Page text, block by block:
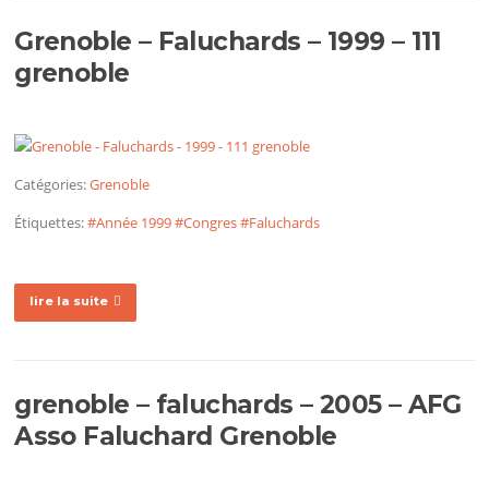
Grenoble – Faluchards – 1999 – 111
grenoble
Catégories:Grenoble
Étiquettes:#Année 1999#Congres#Faluchards
lire la suite
grenoble – faluchards – 2005 – AFG
Asso Faluchard Grenoble